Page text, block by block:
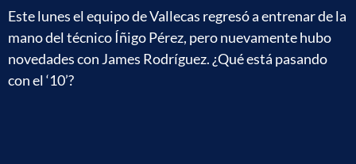
Este lunes el equipo de Vallecas regresó a entrenar de la
mano del técnico Íñigo Pérez, pero nuevamente hubo
novedades con James Rodríguez. ¿Qué está pasando
con el ‘10’?